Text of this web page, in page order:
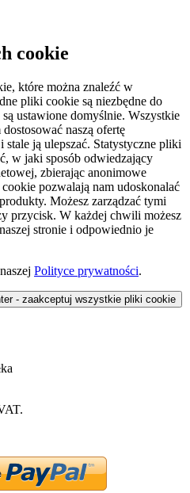
cookie
które można znaleźć w
pliki cookie są niezbędne do
ustawione domyślnie. Wszystkie
naszą ofertę
ją ulepszać. Statystyczne pliki
w jaki sposób odwiedzający
zbierając anonimowe
pozwalają nam udoskonalać
Możesz zarządzać tymi
przycisk. W każdej chwili możesz
stronie i odpowiednio je
Polityce prywatności.
- zaakceptuj wszystkie pliki cookie